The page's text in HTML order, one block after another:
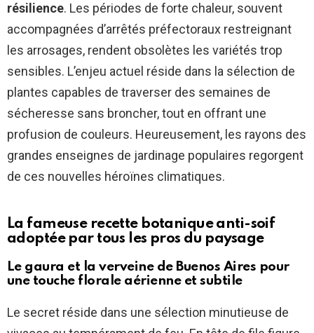
résilience. Les périodes de forte chaleur, souvent
accompagnées d’arrêtés préfectoraux restreignant
les arrosages, rendent obsolètes les variétés trop
sensibles. L’enjeu actuel réside dans la sélection de
plantes capables de traverser des semaines de
sécheresse sans broncher, tout en offrant une
profusion de couleurs. Heureusement, les rayons des
grandes enseignes de jardinage populaires regorgent
de ces nouvelles héroïnes climatiques.
La fameuse recette botanique anti-soif
adoptée par tous les pros du paysage
Le gaura et la verveine de Buenos Aires pour
une touche florale aérienne et subtile
Le secret réside dans une sélection minutieuse de